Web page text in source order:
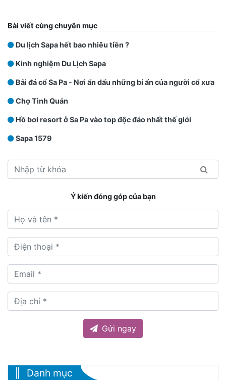
Bài viết cùng chuyên mục
Du lịch Sapa hết bao nhiêu tiền ?
Kinh nghiệm Du Lịch Sapa
Bãi đá cổ Sa Pa - Nơi ẩn dấu những bí ẩn của người cổ xưa
Chợ Tình Quán
Hồ bơi resort ở Sa Pa vào top độc đáo nhất thế giới
Sapa 1579
Ý kiến đóng góp của bạn
Gửi ngay
Danh mục